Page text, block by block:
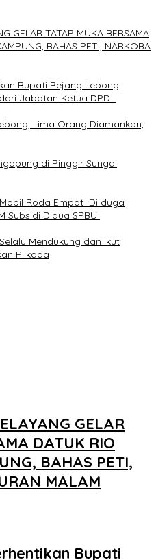
GELAR TATAP MUKA BERSAMA
BAHAS PETI, NARKOBA
Bupati Rejang Lebong
Jabatan Ketua DPD
Lima Orang Diamankan,
di Pinggir Sungai
Roda Empat Di duga
Subsidi Didua SPBU
Mendukung dan Ikut
Pilkada
GELAR
DATUK RIO
BAHAS PETI,
MALAM
Bupati